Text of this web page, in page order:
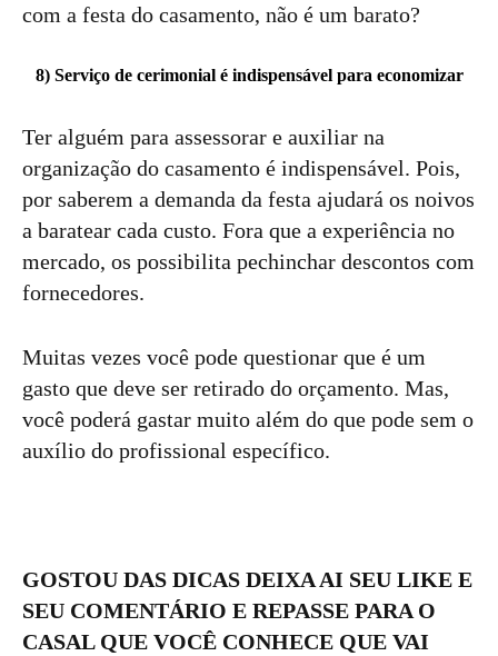
com a festa do casamento, não é um barato?
8) Serviço de cerimonial é indispensável para economizar
Ter alguém para assessorar e auxiliar na
organização do casamento é indispensável. Pois,
por saberem a demanda da festa ajudará os noivos
a baratear cada custo. Fora que a experiência no
mercado, os possibilita pechinchar descontos com
fornecedores.
Muitas vezes você pode questionar que é um
gasto que deve ser retirado do orçamento. Mas,
você poderá gastar muito além do que pode sem o
auxílio do profissional específico.
GOSTOU DAS DICAS DEIXA AI SEU LIKE E
SEU COMENTÁRIO E REPASSE PARA O
CASAL QUE VOCÊ CONHECE QUE VAI